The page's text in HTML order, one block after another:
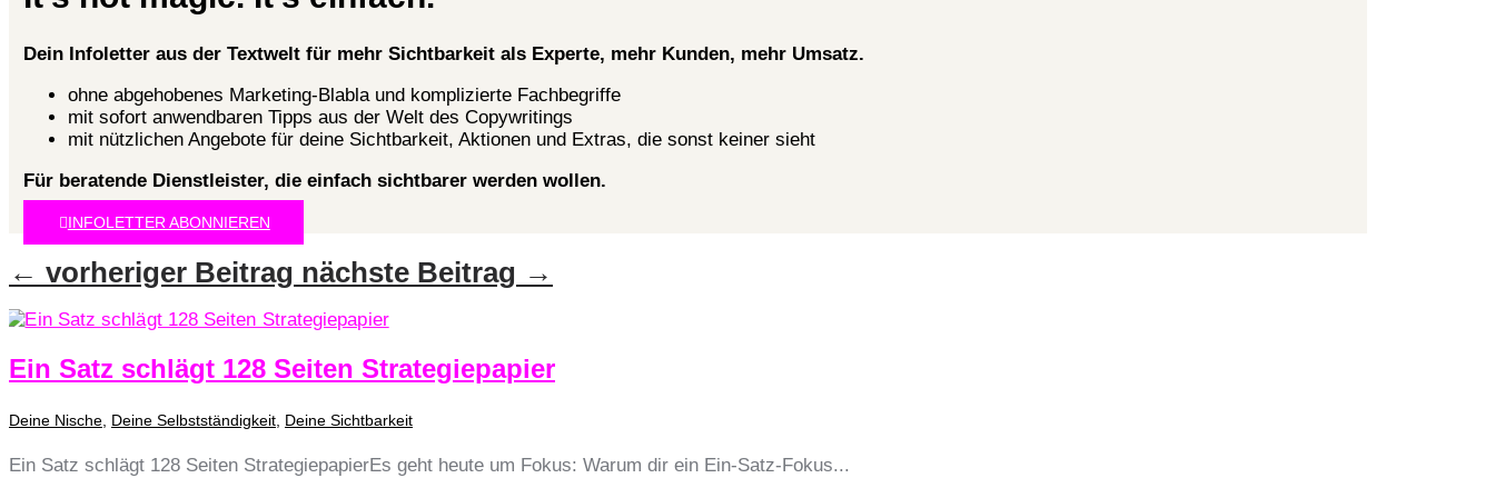
Dein Infoletter aus der Textwelt für mehr Sichtbarkeit als Experte, mehr Kunden, mehr Umsatz.
ohne abgehobenes Marketing-Blabla und komplizierte Fachbegriffe
mit sofort anwendbaren Tipps aus der Welt des Copywritings
mit nützlichen Angebote für deine Sichtbarkeit, Aktionen und Extras, die sonst keiner sieht
Für beratende Dienstleister, die einfach sichtbarer werden wollen.
INFOLETTER ABONNIEREN
← vorheriger Beitrag nächste Beitrag →
Ein Satz schlägt 128 Seiten Strategiepapier
Deine Nische Deine Selbstständigkeit Deine Sichtbarkeit
Ein Satz schlägt 128 Seiten StrategiepapierEs geht heute um Fokus: Warum dir ein Ein-Satz-Fokus...